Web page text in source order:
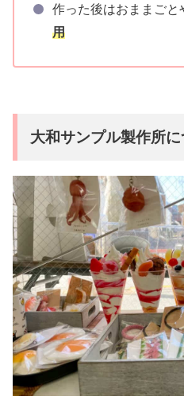
作った後はおままごと
用
大和サンプル製作所